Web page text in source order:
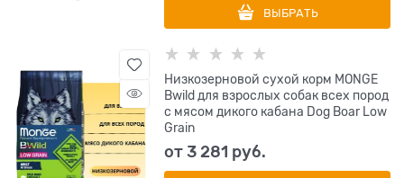
ВЫБРАТЬ
Низкозерновой сухой корм MONGE
Bwild для взрослых собак всех пород
с мясом дикого кабана Dog Boar Low
Grain
от3 281 руб.